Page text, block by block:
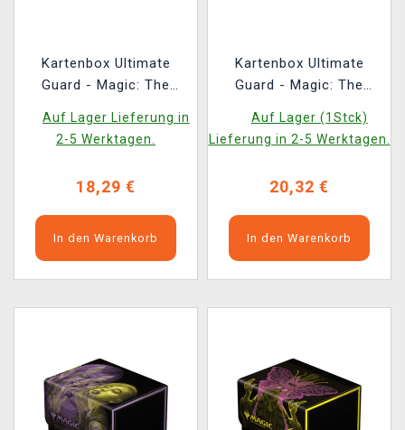
Kartenbox Ultimate
Guard - Magic: The
House of Horror -
Kaito, Bane of
100+
Auf Lager Lieferung in
2-5 Werktagen.
18,29 €
In den Warenkorb
Kartenbox Ultimate
Guard - Magic: The
House of Horror -
Kona, Rescue Beastie
Auf Lager (1Stck)
Lieferung in 2-5 Werktagen.
20,32 €
In den Warenkorb